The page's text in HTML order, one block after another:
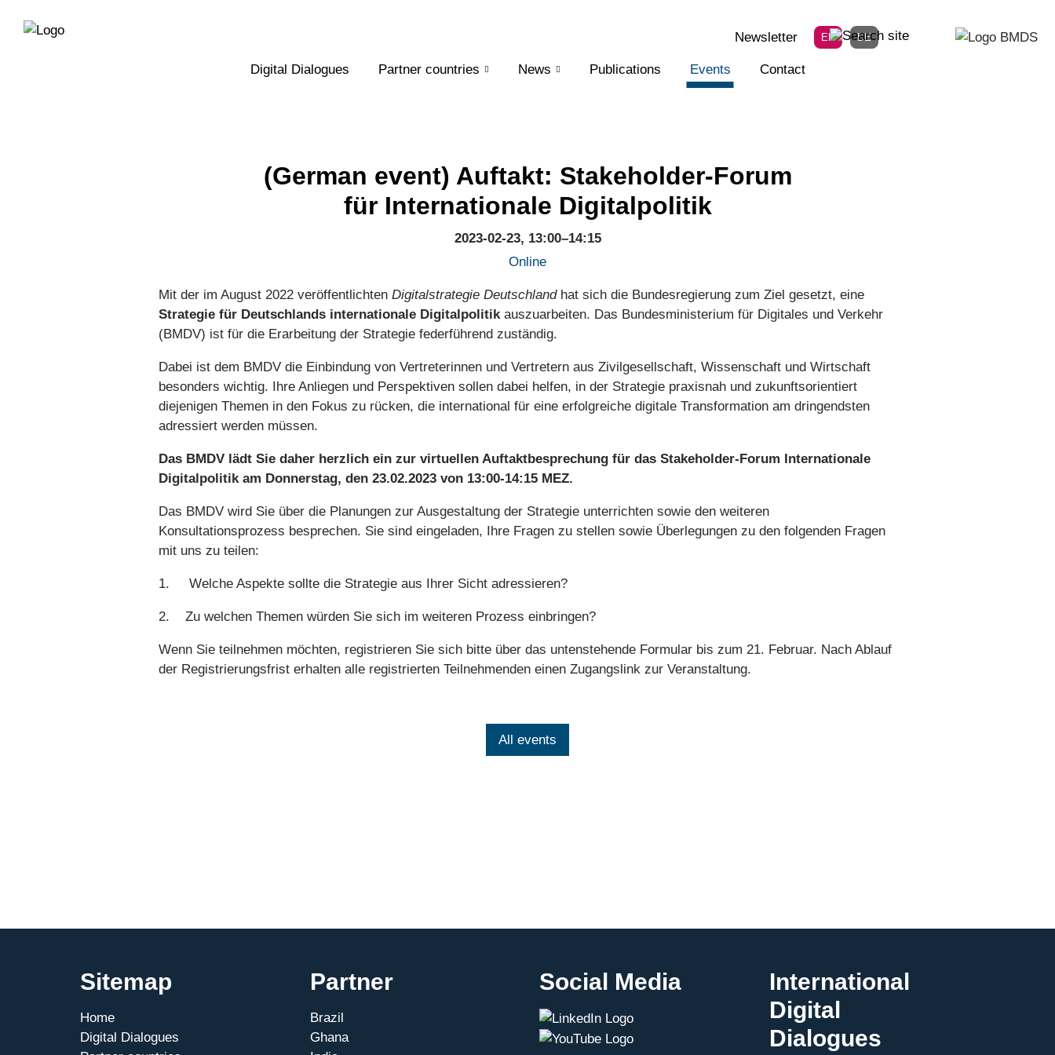
directly
Digital Dialogues Partner countries News Publications Events Contact
Newsletter EN DE
(German event) Auftakt: Stakeholder-Forum
für Internationale Digitalpolitik
2023-02-23, 13:00–14:15
Online
Mit der im August 2022 veröffentlichten Digitalstrategie Deutschlandhat sich die Bundesregierung zum Ziel gesetzt, eine
Strategie für Deutschlands internationale Digitalpolitikauszuarbeiten. Das Bundesministerium für Digitales und Verkehr
(BMDV) ist für die Erarbeitung der Strategie federführend zuständig.
Dabei ist dem BMDV die Einbindung von Vertreterinnen und Vertretern aus Zivilgesellschaft, Wissenschaft und Wirtschaft
besonders wichtig. Ihre Anliegen und Perspektiven sollen dabei helfen, in der Strategie praxisnah und zukunftsorientiert
diejenigen Themen in den Fokus zu rücken, die international für eine erfolgreiche digitale Transformation am dringendsten
adressiert werden müssen.
Das BMDV lädt Sie daher herzlich ein zur virtuellen Auftaktbesprechung für das Stakeholder-Forum Internationale
Digitalpolitik am Donnerstag, den 23.02.2023 von 13:00-14:15 MEZ.
Das BMDV wird Sie über die Planungen zur Ausgestaltung der Strategie unterrichten sowie den weiteren
Konsultationsprozess besprechen. Sie sind eingeladen, Ihre Fragen zu stellen sowie Überlegungen zu den folgenden Fragen
mit uns zu teilen:
1. Welche Aspekte sollte die Strategie aus Ihrer Sicht adressieren?
2. Zu welchen Themen würden Sie sich im weiteren Prozess einbringen?
Wenn Sie teilnehmen möchten, registrieren Sie sich bitte über das untenstehende Formular bis zum 21. Februar. Nach Ablauf
der Registrierungsfrist erhalten alle registrierten Teilnehmenden einen Zugangslink zur Veranstaltung.
All events
Sitemap
Home
Digital Dialogues
Partner
Brazil
Ghana
Social Media
International
Digital
Dialogues